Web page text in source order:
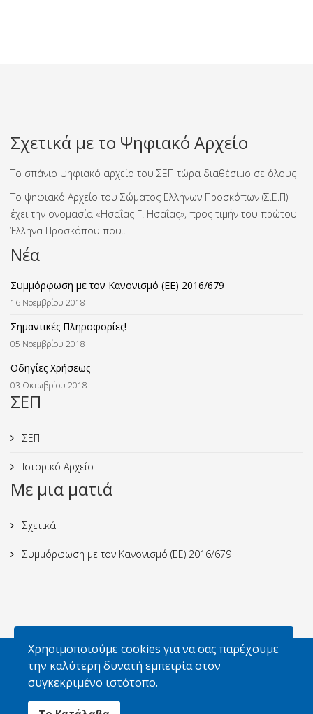
Σχετικά με το Ψηφιακό Αρχείο
Το σπάνιο ψηφιακό αρχείο του ΣΕΠ τώρα διαθέσιμο σε όλους
Το ψηφιακό Αρχείο του Σώματος Ελλήνων Προσκόπων (Σ.Ε.Π)
έχει την ονομασία «Ησαΐας Γ. Ησαΐας», προς τιμήν του πρώτου
Έλληνα Προσκόπου που..
Νέα
Συμμόρφωση με τον Κανονισμό (ΕΕ) 2016/679
16 Νοεμβρίου 2018
Σημαντικές Πληροφορίες!
05 Νοεμβρίου 2018
Οδηγίες Χρήσεως
03 Οκτωβρίου 2018
ΣΕΠ
ΣΕΠ
Ιστορικό Αρχείο
Με μια ματιά
Σχετικά
Συμμόρφωση με τον Κανονισμό (ΕΕ) 2016/679
Απαγορεύεται η αναπαραγωγή φωτογραφιών
χωρίς την έγγραφη άδεια του Σ.Ε.Π. και των
κατόχων δικαιωμάτων
Χρησιμοποιούμε cookies για να σας παρέχουμε
την καλύτερη δυνατή εμπειρία στον
συγκεκριμένο ιστότοπο.